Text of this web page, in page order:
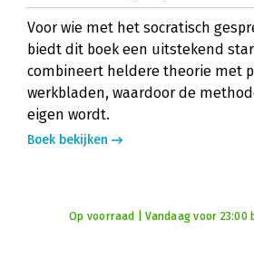
Voor wie met het socratisch
biedt dit boek een uitstekend
combineert heldere theorie met
werkbladen, waardoor de
eigen wordt.
Boek bekijken
Op voorraad | Vandaag voor 23:00